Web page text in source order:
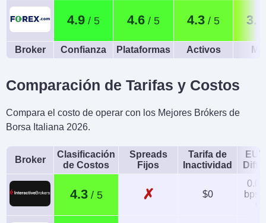
4.9 4.6 4.3 3.7
Broker Confianza Plataformas Activos
Comparación de Tarifas y Costos
Compara el costo de operar con los Mejores Brókers de
Borsa Italiana 2026.
Broker
Clasificación
de Costos
Spreads
Fijos
Tarifa de
Inactividad
4.3 ✗ $0
bps